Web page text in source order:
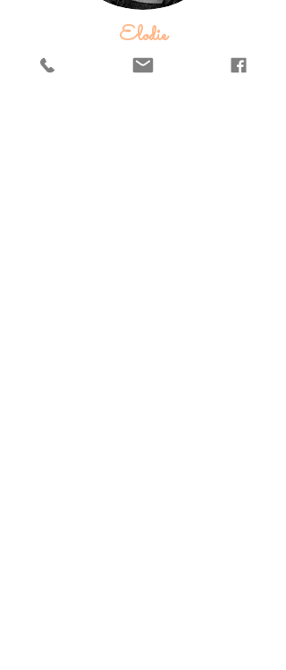
Elodie
J'écris ici les meilleurs avis
de mes client(e)sles plus fidèles